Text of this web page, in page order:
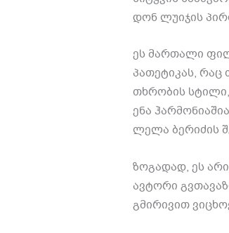
დონ ლუიჯის
ეს მართალი
პათეტიკას, რაც
თხრობის
ენა
ლელა ბერიძის
ზოგადად, ეს
ავტორი
გმირივით